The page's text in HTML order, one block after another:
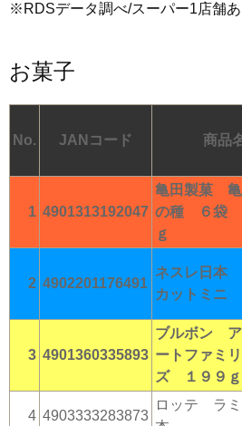
※RDSデータ調べ/スーパー1店舗あ
お菓子
No. JANコード 商品
1 4901313192047
亀田製菓 亀
の種 ６袋
ｇ
2 4902201176491
ネスレ日本
カットミニ
3 4901360335893
ブルボン ア
ートファミ
ズ １９９ｇ
4 4903333283873
ロッテ ラ